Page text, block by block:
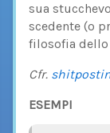
sua
scedente (o
filosofia
Cfr.
ESEMPI